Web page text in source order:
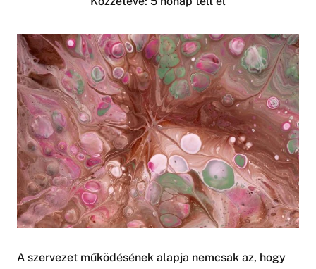
A szervezet működésének alapja nemcsak az, hogy